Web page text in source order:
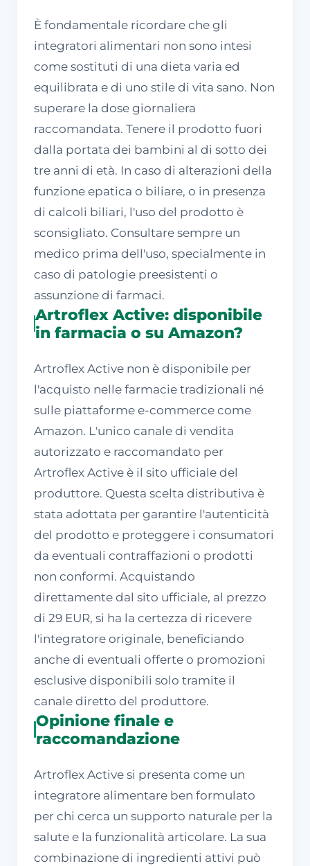
È fondamentale ricordare che gli
integratori alimentari non sono intesi
come sostituti di una dieta varia ed
equilibrata e di uno stile di vita sano. Non
superare la dose giornaliera
raccomandata. Tenere il prodotto fuori
dalla portata dei bambini al di sotto dei
tre anni di età. In caso di alterazioni della
funzione epatica o biliare, o in presenza
di calcoli biliari, l'uso del prodotto è
sconsigliato. Consultare sempre un
medico prima dell'uso, specialmente in
caso di patologie preesistenti o
assunzione di farmaci.
Artroflex Active: disponibile
in farmacia o su Amazon?
Artroflex Active non è disponibile per
l'acquisto nelle farmacie tradizionali né
sulle piattaforme e-commerce come
Amazon. L'unico canale di vendita
autorizzato e raccomandato per
Artroflex Active è il sito ufficiale del
produttore. Questa scelta distributiva è
stata adottata per garantire l'autenticità
del prodotto e proteggere i consumatori
da eventuali contraffazioni o prodotti
non conformi. Acquistando
direttamente dal sito ufficiale, al prezzo
di 29 EUR, si ha la certezza di ricevere
l'integratore originale, beneficiando
anche di eventuali offerte o promozioni
esclusive disponibili solo tramite il
canale diretto del produttore.
Opinione finale e
raccomandazione
Artroflex Active si presenta come un
integratore alimentare ben formulato
per chi cerca un supporto naturale per la
salute e la funzionalità articolare. La sua
combinazione di ingredienti attivi può